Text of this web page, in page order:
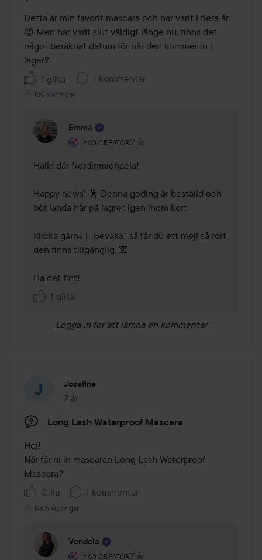
Detta är min favorit mascara och har varit i flera år
😍 Men har varit slut väldigt länge nu, finns det
något beräknat datum för när den kommer in i
lager?
1 gillar
1 kommentar
160 visningar
Emma
LYKO CREATOR
Användarens roll: Lyko Creator.
2 år
Kommentaren lades 2 år
Hallå där Nordinmichaela!
Happy news! 🕺 Denna goding är beställd och
bör landa här på lagret igen inom kort.
Klicka gärna i "Bevaka" så får du ett mejl så fort
den finns tillgänglig. 💌
Ha det fint!
1 gillar
Logga in för att lämna en kommentar
Josefine
7 år
Inlägget skapades 7 år
Long Lash Waterproof Mascara
Hej!
När får ni in mascaran Long Lash Waterproof
Mascara?
Gilla
1 kommentar
1406 visningar
Vendela
LYKO CREATOR
Användarens roll: Lyko Creator.
7 år
Kommentaren lades 7 år